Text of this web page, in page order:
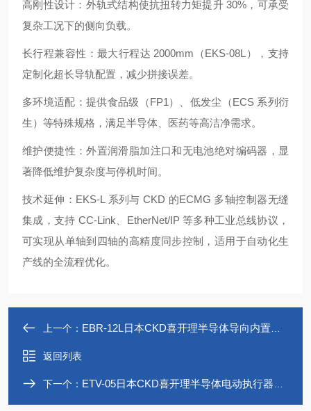
高刚性设计：外轨式结构使抗扭转力矩提升 30%，可承受
复杂工况下的侧向负载。
长行程兼容性：最大行程达 2000mm（EKS-08L），支持
定制化超长导轨配置，减少拼接误差。
多环境适配：提供食品级（FP1）、低发尘（ECS 系列衍
生）等特殊规格，满足半导体、医药等高洁净需求。
维护便捷性：外置润滑脂加注口和无电池绝对编码器，显
著降低维护复杂度与停机时间。
技术延伸：EKS-L 系列与 CKD 的ECMG 多轴控制器无缝
集成，支持 CC-Link、EtherNet/IP 等多种工业总线协议，
可实现从单轴到四轴的高精度同步控制，适用于自动化生
产线的全流程优化。
上一个： EBR-12L日本CKD喜开理半导体导向内置活塞杆EBR-L
返回列表
下一个： ETV-05日本CKD喜开理半导体电动执行器滑块型ETV